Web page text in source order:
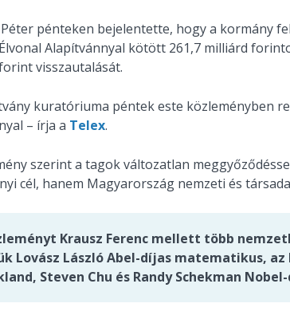
pénteken bejelentette, hogy a kormány
Alapítvánnyal kötött 261,7 milliárd
visszautalását.
kuratóriuma péntek este közleményben
– írja a Telex.
szerint a tagok változatlan
cél, hanem Magyarország nemzeti és
Krausz Ferenc mellett több
Lovász László Abel-díjas matematikus,
Steven Chu és Randy Schekman